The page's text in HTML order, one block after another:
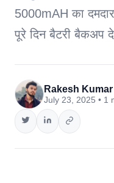
5000mAH का दमदार
पूरे दिन बैटरी बैकअप
Rakesh Kumar
July 23, 2025 • 1